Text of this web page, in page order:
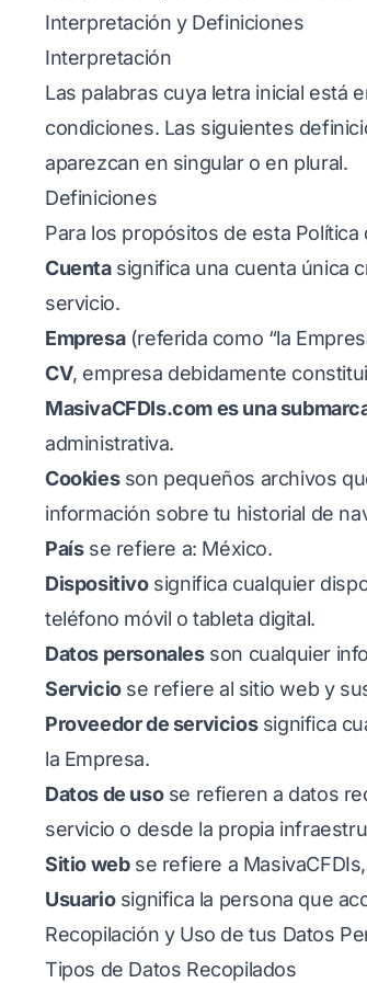
Interpretación y Definiciones
Interpretación
Las palabras cuya letra inicial está
condiciones. Las siguientes
aparezcan en singular o en plural.
Definiciones
Para los propósitos de esta Política
Cuentasignifica una cuenta única
servicio.
Empresa(referida como “la
CV, empresa debidamente
MasivaCFDIs.com es una
administrativa.
Cookiesson pequeños archivos
información sobre tu historial de
Paísse refiere a: México.
Dispositivosignifica cualquier
teléfono móvil o tableta digital.
Datos personalesson cualquier
Serviciose refiere al sitio web y
Proveedor de serviciossignifica
la Empresa.
Datos de usose refieren a datos
servicio o desde la propia
Sitio webse refiere a
Usuariosignifica la persona que
Recopilación y Uso de tus Datos
Tipos de Datos Recopilados